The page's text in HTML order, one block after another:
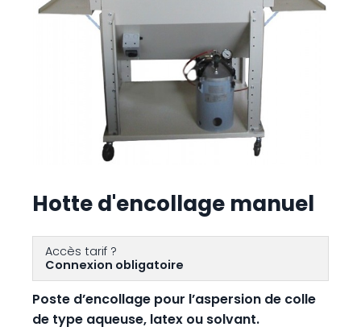
Hotte d'encollage manuel
Accès tarif ?
Connexion obligatoire
Poste d’encollage pour l’aspersion de colle
de type aqueuse, latex ou solvant.